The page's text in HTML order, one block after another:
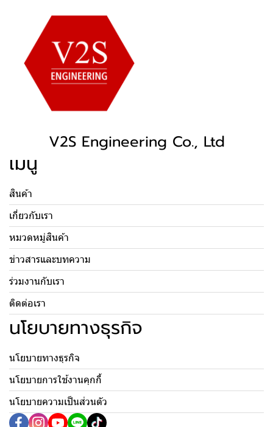
V2S Engineering Co., Ltd
เมนู
สินค้า
เกี่ยวกับเรา
หมวดหมู่สินค้า
ข่าวสารและบทความ
ร่วมงานกับเรา
ติดต่อเรา
นโยบายทางธุรกิจ
นโยบายทางธุรกิจ
นโยบายการใช้งานคุกกี้
นโยบายความเป็นส่วนตัว